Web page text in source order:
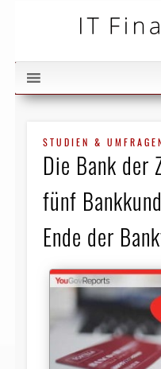
STUDIEN &
Die Bank der
fünf
Ende der